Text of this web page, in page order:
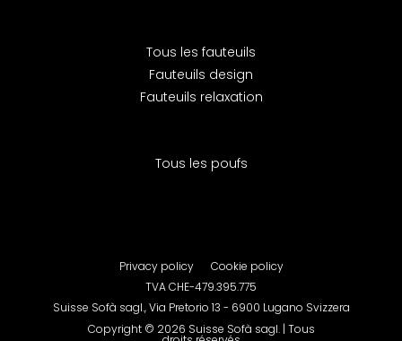
Tous les fauteuils
Fauteuils design
Fauteuils relaxation
Tous les poufs
Privacy policy
Cookie policy
TVA CHE-479.395.775
Suisse Sofà sagl., Via Pretorio 13 - 6900 Lugano Svizzera
Copyright © 2026 Suisse Sofà sagl. | ​​Tous